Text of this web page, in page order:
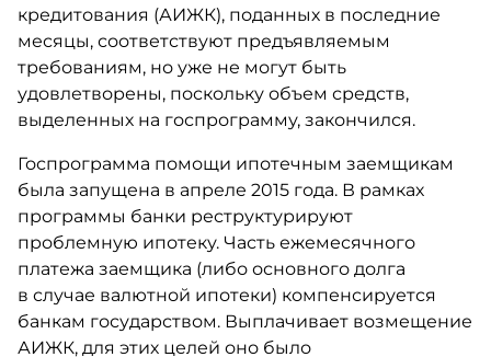
кредитования (АИЖК), поданных в последние
месяцы, соответствуют предъявляемым
требованиям, но уже не могут быть
удовлетворены, поскольку объем средств,
выделенных на госпрограмму, закончился.
Госпрограмма помощи ипотечным заемщикам
была запущена в апреле 2015 года. В рамках
программы банки реструктурируют
проблемную ипотеку. Часть ежемесячного
платежа заемщика (либо основного долга
в случае валютной ипотеки) компенсируется
банкам государством. Выплачивает возмещение
АИЖК, для этих целей оно было